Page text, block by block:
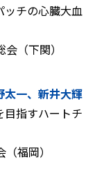
チの心臓大血
会（下関）
太一、新井大輝
指すハートチ
（福岡）